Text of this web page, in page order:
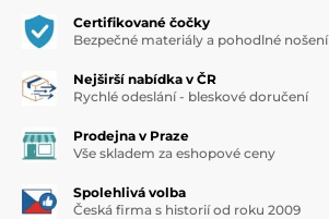
Certifikované čočky
Bezpečné materiály a pohodlné nošení
Nejširší nabídka v ČR
Rychlé odeslání - bleskové doručení
Prodejna v Praze
Vše skladem za eshopové ceny
Spolehlivá volba
Česká firma s historií od roku 2009